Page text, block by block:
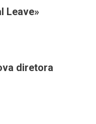
Leave»
diretora